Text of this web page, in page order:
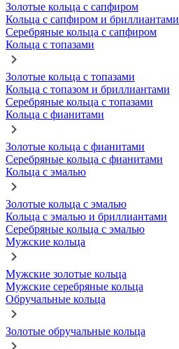
Золотые кольца с сапфиром
Кольца с сапфиром и бриллиантами
Серебряные кольца с сапфиром
Кольца с топазами
Золотые кольца с топазами
Кольца с топазом и бриллиантами
Серебряные кольца с топазами
Кольца с фианитами
Золотые кольца с фианитами
Серебряные кольца с фианитами
Кольца с эмалью
Золотые кольца с эмалью
Кольца с эмалью и бриллиантами
Серебряные кольца с эмалью
Мужские кольца
Мужские золотые кольца
Мужские серебряные кольца
Обручальные кольца
Золотые обручальные кольца